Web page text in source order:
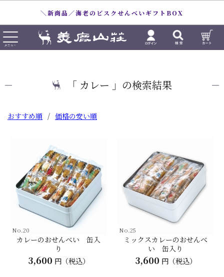
＼新商品／海老のビスクせんべいギフトBOX
「 カレー 」の検索結果
おすすめ順 / 価格の安い順
No.20
カレーのおせんべい 缶入
り
3,600 円（税込）
No.25
ミックスカレーのおせんべ
い 缶入り
3,600 円（税込）